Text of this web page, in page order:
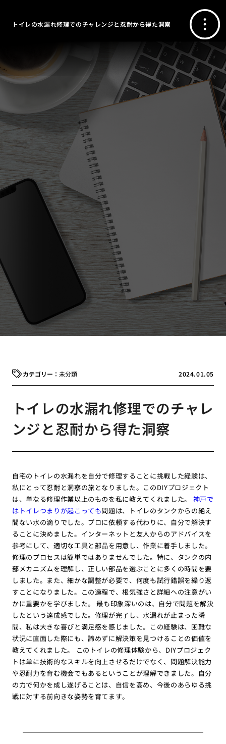
トイレの水漏れ修理でのチャレンジと忍耐から得た洞察
2024.01.05
未分類
トイレの水漏れ修理でのチャレ
ンジと忍耐から得た洞察
自宅のトイレの水漏れを自分で修理することに挑戦した経験は、
私にとって忍耐と洞察の旅となりました。このDIYプロジェクト
は、単なる修理作業以上のものを私に教えてくれました。 神戸で
はトイレつまりが起こっても問題は、トイレのタンクからの絶え
間ない水の滴りでした。プロに依頼する代わりに、自分で解決す
ることに決めました。インターネットと友人からのアドバイスを
参考にして、適切な工具と部品を用意し、作業に着手しました。
修理のプロセスは簡単ではありませんでした。特に、タンクの内
部メカニズムを理解し、正しい部品を選ぶことに多くの時間を要
しました。また、細かな調整が必要で、何度も試行錯誤を繰り返
すことになりました。この過程で、根気強さと詳細への注意がい
かに重要かを学びました。 最も印象深いのは、自分で問題を解決
したという達成感でした。修理が完了し、水漏れが止まった瞬
間、私は大きな喜びと満足感を感じました。この経験は、困難な
状況に直面した際にも、諦めずに解決策を見つけることの価値を
教えてくれました。 このトイレの修理体験から、DIYプロジェク
トは単に技術的なスキルを向上させるだけでなく、問題解決能力
や忍耐力を育む機会でもあるということが理解できました。自分
の力で何かを成し遂げることは、自信を高め、今後のあらゆる挑
戦に対する前向きな姿勢を育てます。